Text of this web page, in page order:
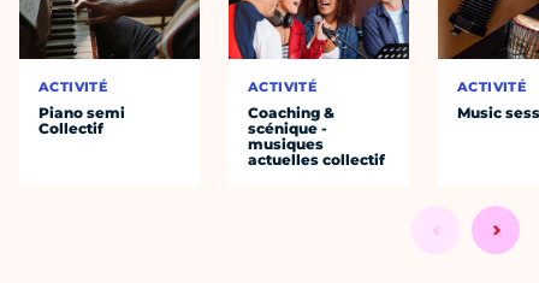
ACTIVITÉ
Piano semi
Collectif
ACTIVITÉ
Coaching &
scénique -
musiques
actuelles collectif
ACTIVITÉ
Music